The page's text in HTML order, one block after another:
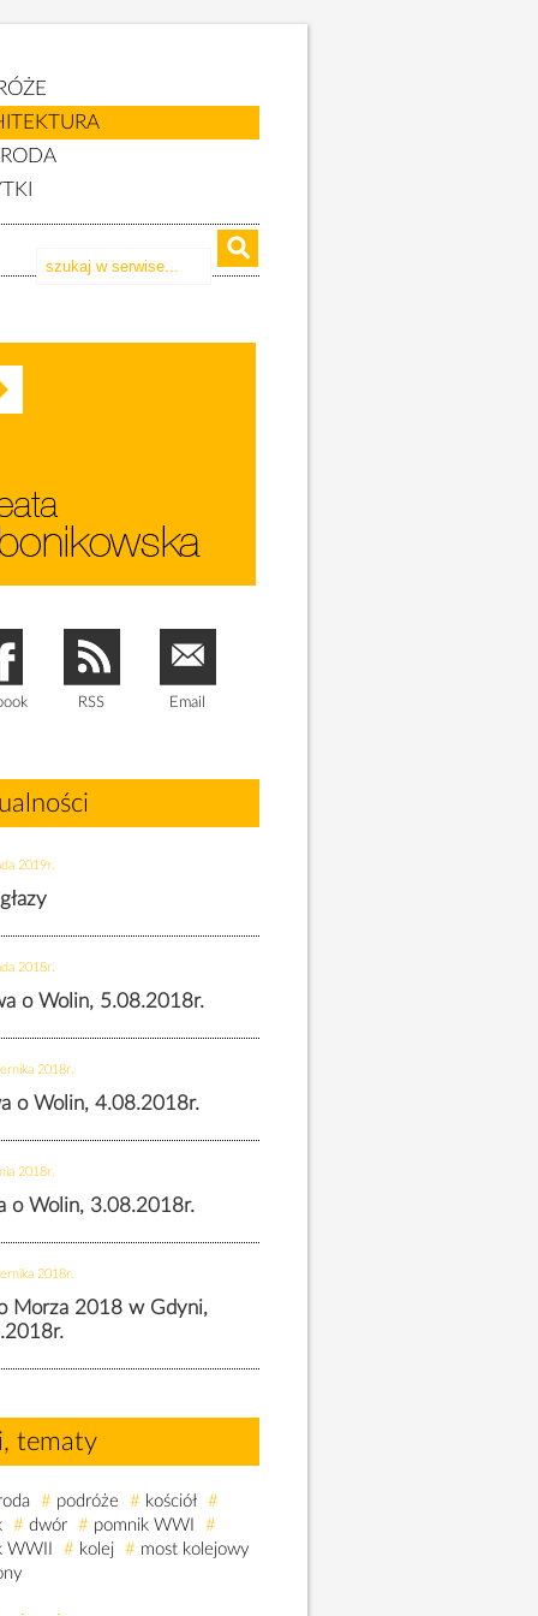
RSS Email
2019r.
2018r.
o Wolin, 5.08.2018r.
2018r.
o Wolin, 4.08.2018r.
2018r.
o Wolin, 3.08.2018r.
2018r.
Morza 2018 w Gdyni,
tematy
# podróże # kościół #
# dwór # pomnik WWI
#
WWII
# kolej # most kolejowy